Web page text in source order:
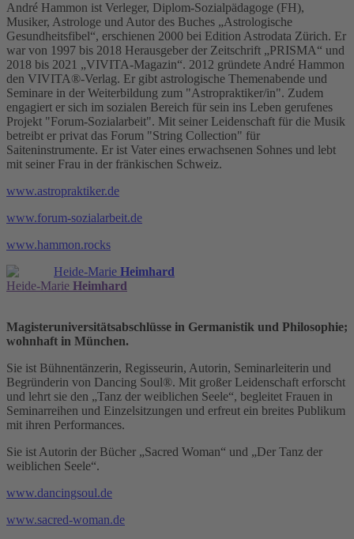
André Hammon ist Verleger, Diplom-Sozialpädagoge (FH),
Musiker, Astrologe und Autor des Buches „Astrologische
Gesundheitsfibel“, erschienen 2000 bei Edition Astrodata Zürich. Er
war von 1997 bis 2018 Herausgeber der Zeitschrift „PRISMA“ und
2018 bis 2021 „VIVITA-Magazin“. 2012 gründete André Hammon
den VIVITA®-Verlag. Er gibt astrologische Themenabende und
Seminare in der Weiterbildung zum "Astropraktiker/in". Zudem
engagiert er sich im sozialen Bereich für sein ins Leben gerufenes
Projekt "Forum-Sozialarbeit". Mit seiner Leidenschaft für die Musik
betreibt er privat das Forum "String Collection" für
Saiteninstrumente. Er ist Vater eines erwachsenen Sohnes und lebt
mit seiner Frau in der fränkischen Schweiz.
www.astropraktiker.de
www.forum-sozialarbeit.de
www.hammon.rocks
Heide-Marie Heimhard
Heide-Marie Heimhard
Magisteruniversitätsabschlüsse in Germanistik und Philosophie;
wohnhaft in München.
Sie ist Bühnentänzerin, Regisseurin, Autorin, Seminarleiterin und
Begründerin von Dancing Soul®. Mit großer Leidenschaft erforscht
und lehrt sie den „Tanz der weiblichen Seele“, begleitet Frauen in
Seminarreihen und Einzelsitzungen und erfreut ein breites Publikum
mit ihren Performances.
Sie ist Autorin der Bücher „Sacred Woman“ und „Der Tanz der
weiblichen Seele“.
www.dancingsoul.de
www.sacred-woman.de